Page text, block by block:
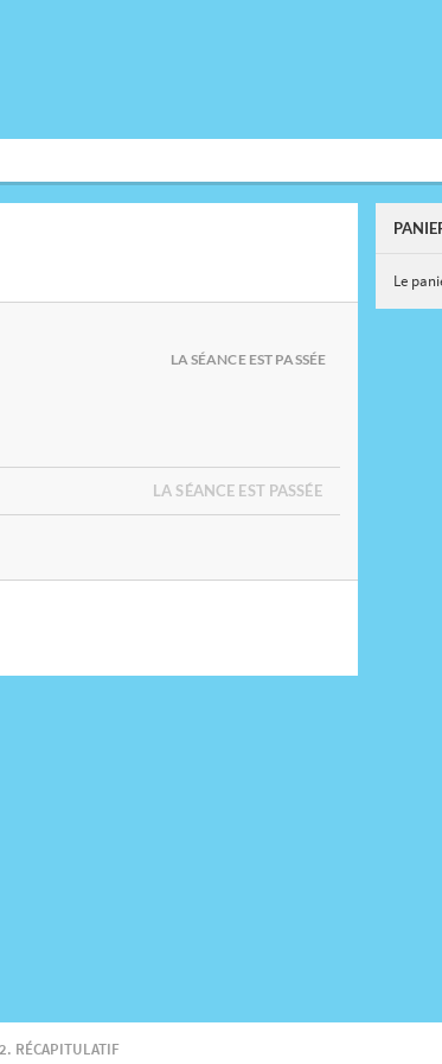
LA SÉANCE EST PASSÉE
LA SÉANCE EST PASSÉE
Le
RÉCAPITULATIF